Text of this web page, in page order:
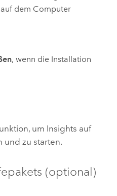
dem Computer
, wenn die Installation
um Insights auf
und zu starten.
(optional)